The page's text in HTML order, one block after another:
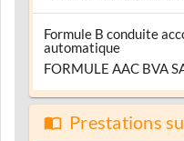
Formule B conduite
automatique
FORMULE AAC BVA
Prestations